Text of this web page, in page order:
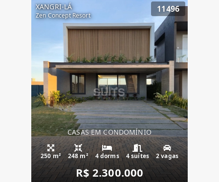
XANGRI-LÁ
Zen Concept Resort
11496
CASAS EM CONDOMÍNIO
250 m² 248 m² 4 dorms 4 suítes 2 vagas
R$ 2.300.000